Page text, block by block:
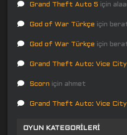
Grand Theft Auto 5 için
God of War Türkçe için
God of War Türkçe için
Grand Theft Auto: Vice City
Scorn için ahmet
Grand Theft Auto: Vice City
OYUN KATEGORILERI